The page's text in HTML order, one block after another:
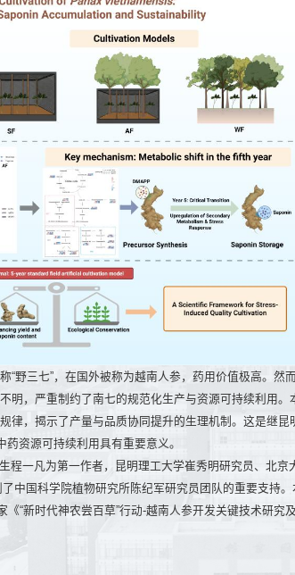
野三七”，在国外被称为越南人参，药用价值极高。然
明，严重制约了南七的规范化生产与资源可持续利用
律，揭示了产量与品质协同提升的生理机制。这是继
资源可持续利用具有重要意义。
程一凡为第一作者，昆明理工大学崔秀明研究员、北
中国科学院植物研究所陈纪军研究员团队的重要支持
“新时代神农尝百草”行动-越南人参开发关键技术研究